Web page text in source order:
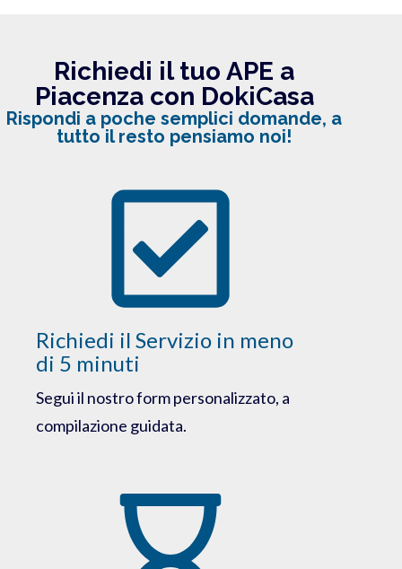
Richiedi il tuo APE a
Piacenza con DokiCasa
Rispondi a poche semplici domande, a
tutto il resto pensiamo noi!
Richiedi il Servizio in meno
di 5 minuti
Segui il nostro form personalizzato, a
compilazione guidata.